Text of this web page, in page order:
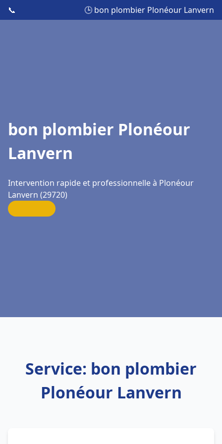
📞 🕒 bon plombier Plonéour Lanvern
bon plombier Plonéour
Lanvern
Intervention rapide et professionnelle à Plonéour
Lanvern (29720)
Service: bon plombier
Plonéour Lanvern